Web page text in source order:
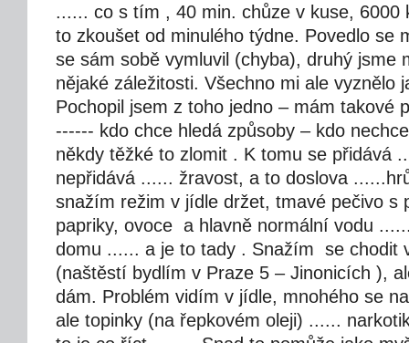
...... co s tím , 40 min. chůze v kuse, 6000
to zkoušet od minulého týdne. Povedlo se
se sám sobě vymluvil (chyba), druhý jsme
nějaké záležitosti. Všechno mi ale vyznělo
Pochopil jsem z toho jedno – mám takové
------ kdo chce hledá způsoby – kdo
někdy těžké to zlomit . K tomu se přidává
nepřidává ...... žravost, a to doslova
snažím režim v jídle držet, tmavé pečivo s
papriky, ovoce a hlavně normální vodu
domu ...... a je to tady . Snažím se chodit
(naštěstí bydlím v Praze 5 – Jinonicích ),
dám. Problém vidím v jídle, mnohého se
ale topinky (na řepkovém oleji) ......